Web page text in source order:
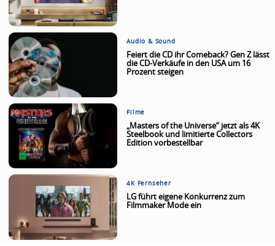
Audio & Sound
Feiert die CD ihr Comeback? Gen Z lässt
die CD-Verkäufe in den USA um 16
Prozent steigen
Filme
„Masters of the Universe“ jetzt als 4K
Steelbook und limitierte Collectors
Edition vorbestellbar
4K Fernseher
LG führt eigene Konkurrenz zum
Filmmaker Mode ein